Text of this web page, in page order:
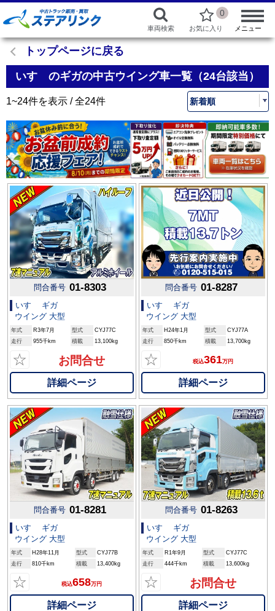
車両検索
0
お気に入り メニュー
トップページに戻る
いすゞのギガの中古ウイング車一覧（24台該当）
1~24件を表示 / 全24件
問合番号 01-8303
いすゞ ギガ
ウイング 大型
年式 R3年7月 型式
CYJ77C
走行
955千km 積載 13,100kg
☆ お問合せ
詳細ページ
問合番号 01-8287
いすゞ ギガ
ウイング 大型
年式 H24年1月 型式
CYJ77A
走行
850千km 積載 13,700kg
☆ 税込361万円
詳細ページ
問合番号 01-8281
いすゞ ギガ
ウイング 大型
年式 H28年11月 型式
CYJ77B
走行
810千km 積載 13,400kg
☆ 税込658万円
詳細ページ
問合番号 01-8263
いすゞ ギガ
ウイング 大型
年式 R1年9月 型式
CYJ77C
走行
444千km 積載 13,600kg
☆ お問合せ
詳細ページ